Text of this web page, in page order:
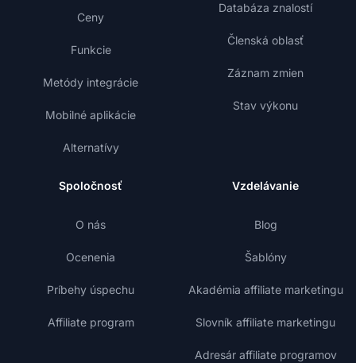
Ceny
Funkcie
Metódy integrácie
Mobilné aplikácie
Alternatívy
Databáza znalostí
Členská oblasť
Záznam zmien
Stav výkonu
Spoločnosť
O nás
Ocenenia
Príbehy úspechu
Affiliate program
Vzdelávanie
Blog
Šablóny
Akadémia affiliate marketingu
Slovník affiliate marketingu
Adresár affiliate programov